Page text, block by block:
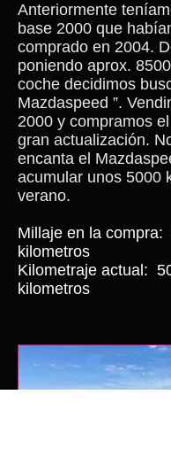
Anteriormente
base 2000 que
comprado en 2004.
poniendo aprox.
coche decidimos
Mazdaspeed ”.
2000 y compramos
gran actualización.
encanta el
acumular unos 5000
verano.
Millaje en la compra:
kilometros
Kilometraje actual:
kilometros